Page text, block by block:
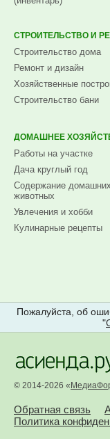
СТРОИТЕЛЬСТВО И
Строительство дома
Ремонт и дизайн
Хозяйственные
Строительство бани
ДОМАШНЕЕ
Работы на участке
Дача круглый год
Содержание домашних
животных
Увлечения и хобби
Кулинарные рецепты
Пожалуйста, об
"
© 2014-2026 «
Обратная связь
Политика